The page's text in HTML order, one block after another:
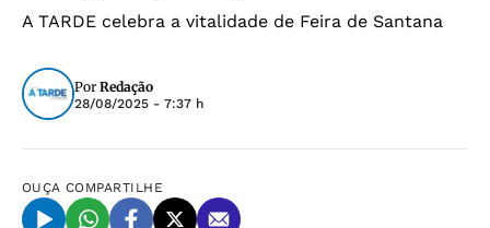
A TARDE celebra a vitalidade de Feira de Santana
Por Redação
28/08/2025 - 7:37 h
OUÇA COMPARTILHE